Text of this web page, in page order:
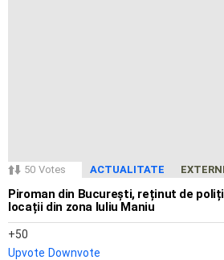
50 Votes ACTUALITATE
Piroman din București, reținut de
locații din zona Iuliu Maniu
50
Upvote Downvote